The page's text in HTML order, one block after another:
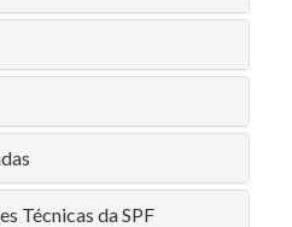
Técnicas da SPF